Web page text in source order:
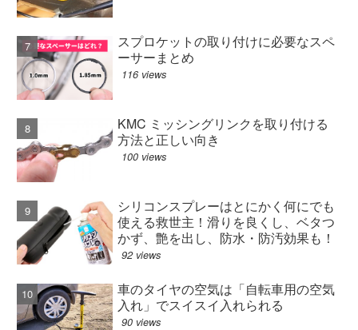
スプロケットの取り付けに必要なスペ
ーサーまとめ
116 views
KMC ミッシングリンクを取り付ける
方法と正しい向き
100 views
シリコンスプレーはとにかく何にでも
使える救世主！滑りを良くし、ベタつ
かず、艶を出し、防水・防汚効果も！
92 views
車のタイヤの空気は「自転車用の空気
入れ」でスイスイ入れられる
90 views